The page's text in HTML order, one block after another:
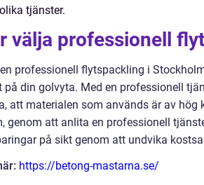
tjänster.
välja professionell
professionell flytspackling i
på din golvyta. Med en professionell
att materialen som används är av
genom att anlita en professionell
på sikt genom att undvika
https://betong-mastarna.se/